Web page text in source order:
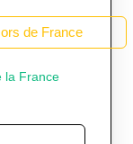
Hors de France
la France